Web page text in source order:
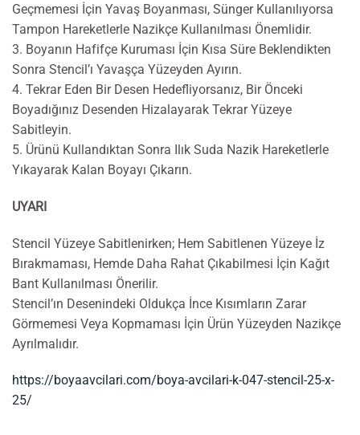
Geçmemesi İçin Yavaş Boyanması, Sünger Kullanılıyorsa
Tampon Hareketlerle Nazikçe Kullanılması Önemlidir.
3. Boyanın Hafifçe Kuruması İçin Kısa Süre Beklendikten
Sonra Stencil’ı Yavaşça Yüzeyden Ayırın.
4. Tekrar Eden Bir Desen Hedefliyorsanız, Bir Önceki
Boyadığınız Desenden Hizalayarak Tekrar Yüzeye
Sabitleyin.
5. Ürünü Kullandıktan Sonra Ilık Suda Nazik Hareketlerle
Yıkayarak Kalan Boyayı Çıkarın.
UYARI
Stencil Yüzeye Sabitlenirken; Hem Sabitlenen Yüzeye İz
Bırakmaması, Hemde Daha Rahat Çıkabilmesi İçin Kağıt
Bant Kullanılması Önerilir.
Stencil’ın Desenindeki Oldukça İnce Kısımların Zarar
Görmemesi Veya Kopmaması İçin Ürün Yüzeyden Nazikçe
Ayrılmalıdır.
https://boyaavcilari.com/boya-avcilari-k-047-stencil-25-x-
25/